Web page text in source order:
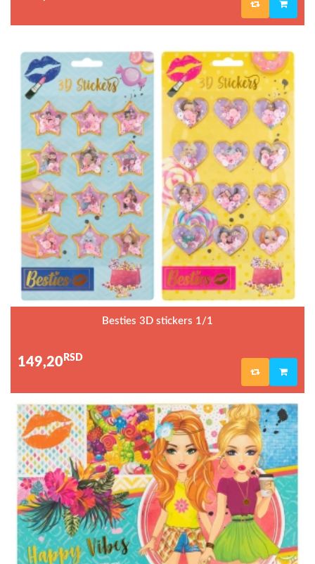
Besties 3D stickers 1/1
149,20 RSD